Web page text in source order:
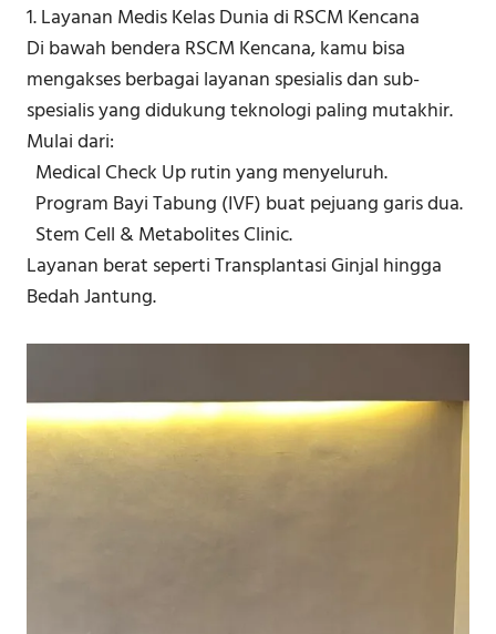
1. Layanan Medis Kelas Dunia di RSCM Kencana
Di bawah bendera RSCM Kencana, kamu bisa
mengakses berbagai layanan spesialis dan sub-
spesialis yang didukung teknologi paling mutakhir.
Mulai dari:
Medical Check Up rutin yang menyeluruh.
Program Bayi Tabung (IVF) buat pejuang garis dua.
Stem Cell & Metabolites Clinic.
Layanan berat seperti Transplantasi Ginjal hingga
Bedah Jantung.